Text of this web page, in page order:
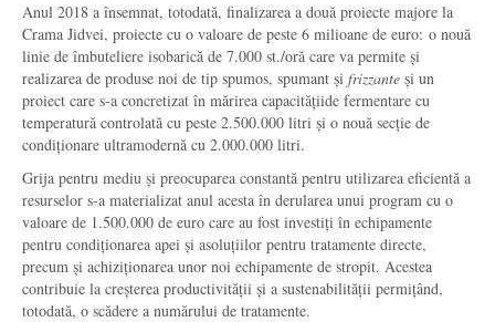
Anul 2018 a însemnat, totodată, finalizarea a două proiecte majore la
Crama Jidvei, proiecte cu o valoare de peste 6 milioane de euro: o nouă
linie de îmbuteliere isobarică de 7.000 st./oră care va permite și
realizarea de produse noi de tip spumos, spumant și frizzante și un
proiect care s-a concretizat în mărirea capacitățiide fermentare cu
temperatură controlată cu peste 2.500.000 litri și o nouă secție de
condiționare ultramodernă cu 2.000.000 litri.
Grija pentru mediu și preocuparea constantă pentru utilizarea eficientă a
resurselor s-a materializat anul acesta în derularea unui program cu o
valoare de 1.500.000 de euro care au fost investiți în echipamente
pentru condiționarea apei și asoluțiilor pentru tratamente directe,
precum și achiziționarea unor noi echipamente de stropit. Acestea
contribuie la creșterea productivității și a sustenabilității permițând,
totodată, o scădere a numărului de tratamente.